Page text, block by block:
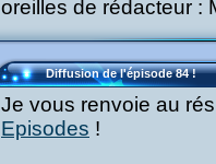
oreilles de rédacteur :
Diffusion de l'épisode 84 !
Je vous renvoie au
Episodes !